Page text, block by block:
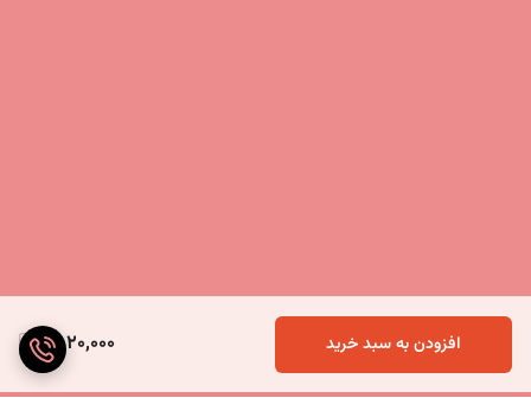
4,020,000 افزودن به سبد خرید